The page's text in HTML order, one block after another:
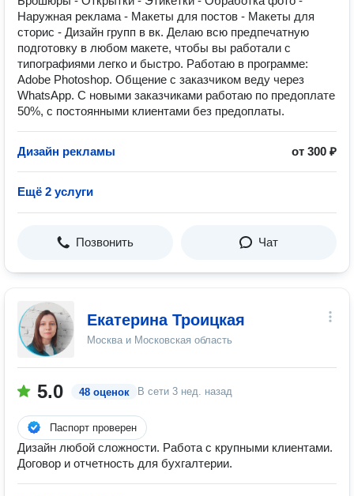
Наружная реклама - Макеты для постов - Макеты для
сторис - Дизайн групп в вк. Делаю всю предпечатную
подготовку в любом макете, чтобы вы работали с
типографиями легко и быстро. Работаю в программе:
Adobe Photoshop. Общение с заказчиком веду через
WhatsApp. С новыми заказчиками работаю по предоплате
50%, с постоянными клиентами без предоплаты.
Дизайн рекламы от 300 ₽
Ещё 2 услуги
Позвонить Чат
Екатерина Троицкая
Москва и Московская область
5.0 48 оценок В сети 3 нед. назад
Паспорт проверен
Дизайн любой сложности. Работа с крупными клиентами.
Договор и отчетность для бухгалтерии.